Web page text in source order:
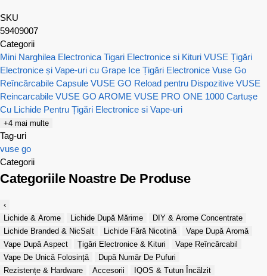
SKU
59409007
Categorii
Mini Narghilea Electronica Tigari Electronice si Kituri VUSE Țigări
Electronice și Vape-uri cu Grape Ice Țigări Electronice Vuse Go
Reîncărcabile Capsule VUSE GO Reload pentru Dispozitive VUSE
Reincarcabile VUSE GO AROME VUSE PRO ONE 1000 Cartușe
Cu Lichide Pentru Țigări Electronice si Vape-uri
+4 mai multe
Tag-uri
vuse go
Categorii
Categoriile Noastre De Produse
‹
Lichide & Arome
Lichide După Mărime
DIY & Arome Concentrate
Lichide Branded & NicSalt
Lichide Fără Nicotină
Vape După Aromă
Vape După Aspect
Țigări Electronice & Kituri
Vape Reîncărcabil
Vape De Unică Folosință
După Număr De Pufuri
Rezistențe & Hardware
Accesorii
IQOS & Tutun Încălzit